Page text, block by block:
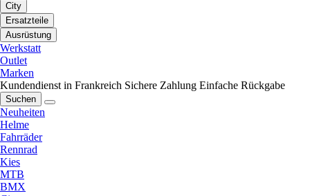
City
Ersatzteile
Ausrüstung
Werkstatt
Outlet
Marken
Kundendienst in Frankreich Sichere Zahlung Einfache Rückgabe
Suchen
Neuheiten
Helme
Fahrräder
Rennrad
Kies
MTB
BMX